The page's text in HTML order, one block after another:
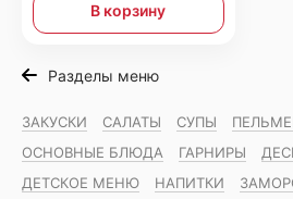
В корзину
Разделы меню
ЗАКУСКИ САЛАТЫ СУПЫ
ОСНОВНЫЕ БЛЮДА
ГАРНИРЫ
ДЕТСКОЕ МЕНЮ
НАПИТКИ